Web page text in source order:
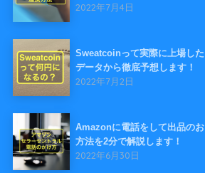
2022年7月4日
Sweatcoinって実際に上場し
データから徹底予想します！
2022年7月2日
Amazonに電話をして出品の
方法を2分で解説します！
2022年6月30日